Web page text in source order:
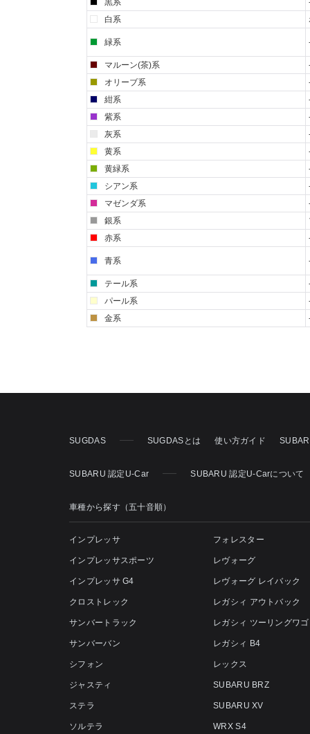
黒系
白系
緑系
マルーン(茶)系
オリーブ系
紺系
紫系
灰系
黄系
黄緑系
シアン系
マゼンダ系
銀系
赤系
青系
テール系
パール系
金系
SUGDAS SUGDASとは 使い方ガイド
SUBARU 認定U-Car SUBARU 認定U-Carについて
車種から探す（五十音順）
インプレッサ
インプレッサスポーツ
インプレッサ G4
クロストレック
サンバートラック
サンバーバン
シフォン
ジャスティ
ステラ
ソルテラ
フォレスター
レヴォーグ
レヴォーグ レイバック
レガシィ アウトバック
レガシィ ツーリングワ
レガシィ B4
レックス
SUBARU BRZ
SUBARU XV
WRX S4